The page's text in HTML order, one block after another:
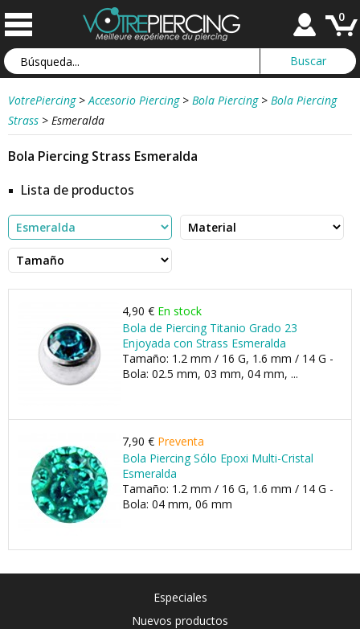
0
VotrePiercing > Accesorio Piercing > Bola Piercing > Bola Piercing
Strass > Esmeralda
Bola Piercing Strass Esmeralda
Lista de productos
4,90 € En stock
Bola de Piercing Titanio Grado 23
Enjoyada con Strass Esmeralda
Tamaño: 1.2 mm / 16 G, 1.6 mm / 14 G -
Bola: 02.5 mm, 03 mm, 04 mm, ...
7,90 € Preventa
Bola Piercing Sólo Epoxi Multi-Cristal
Esmeralda
Tamaño: 1.2 mm / 16 G, 1.6 mm / 14 G -
Bola: 04 mm, 06 mm
Especiales
Nuevos productos